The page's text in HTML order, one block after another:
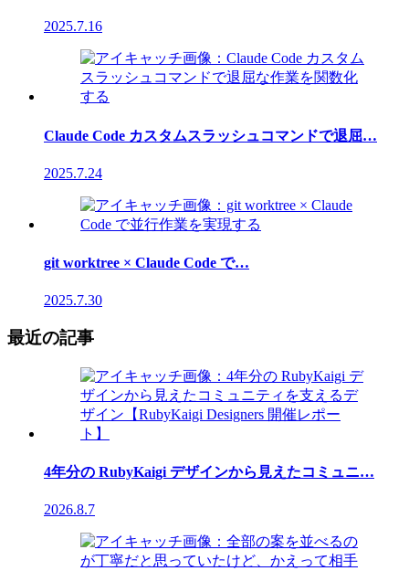
2025.7.16
Claude Code カスタムスラッシュコマンドで退屈…
2025.7.24
git worktree × Claude Code で…
2025.7.30
最近の記事
4年分の RubyKaigi デザインから見えたコミュニ…
2026.8.7